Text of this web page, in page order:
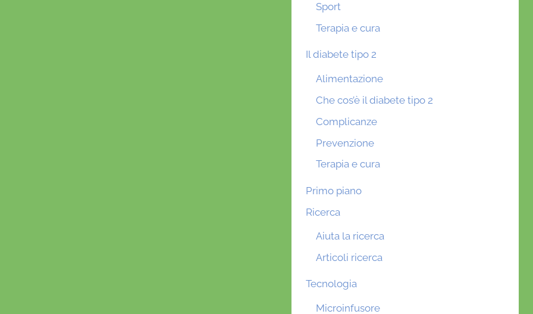
Sport
Terapia e cura
Il diabete tipo 2
Alimentazione
Che cos’è il diabete tipo 2
Complicanze
Prevenzione
Terapia e cura
Primo piano
Ricerca
Aiuta la ricerca
Articoli ricerca
Tecnologia
Microinfusore